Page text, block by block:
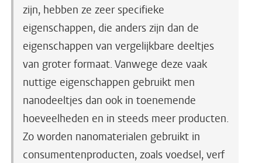
zijn, hebben ze zeer specifieke
eigenschappen, die anders zijn dan de
eigenschappen van vergelijkbare deeltjes
van groter formaat. Vanwege deze vaak
nuttige eigenschappen gebruikt men
nanodeeltjes dan ook in toenemende
hoeveelheden en in steeds meer producten.
Zo worden nanomaterialen gebruikt in
consumentenproducten, zoals voedsel, verf